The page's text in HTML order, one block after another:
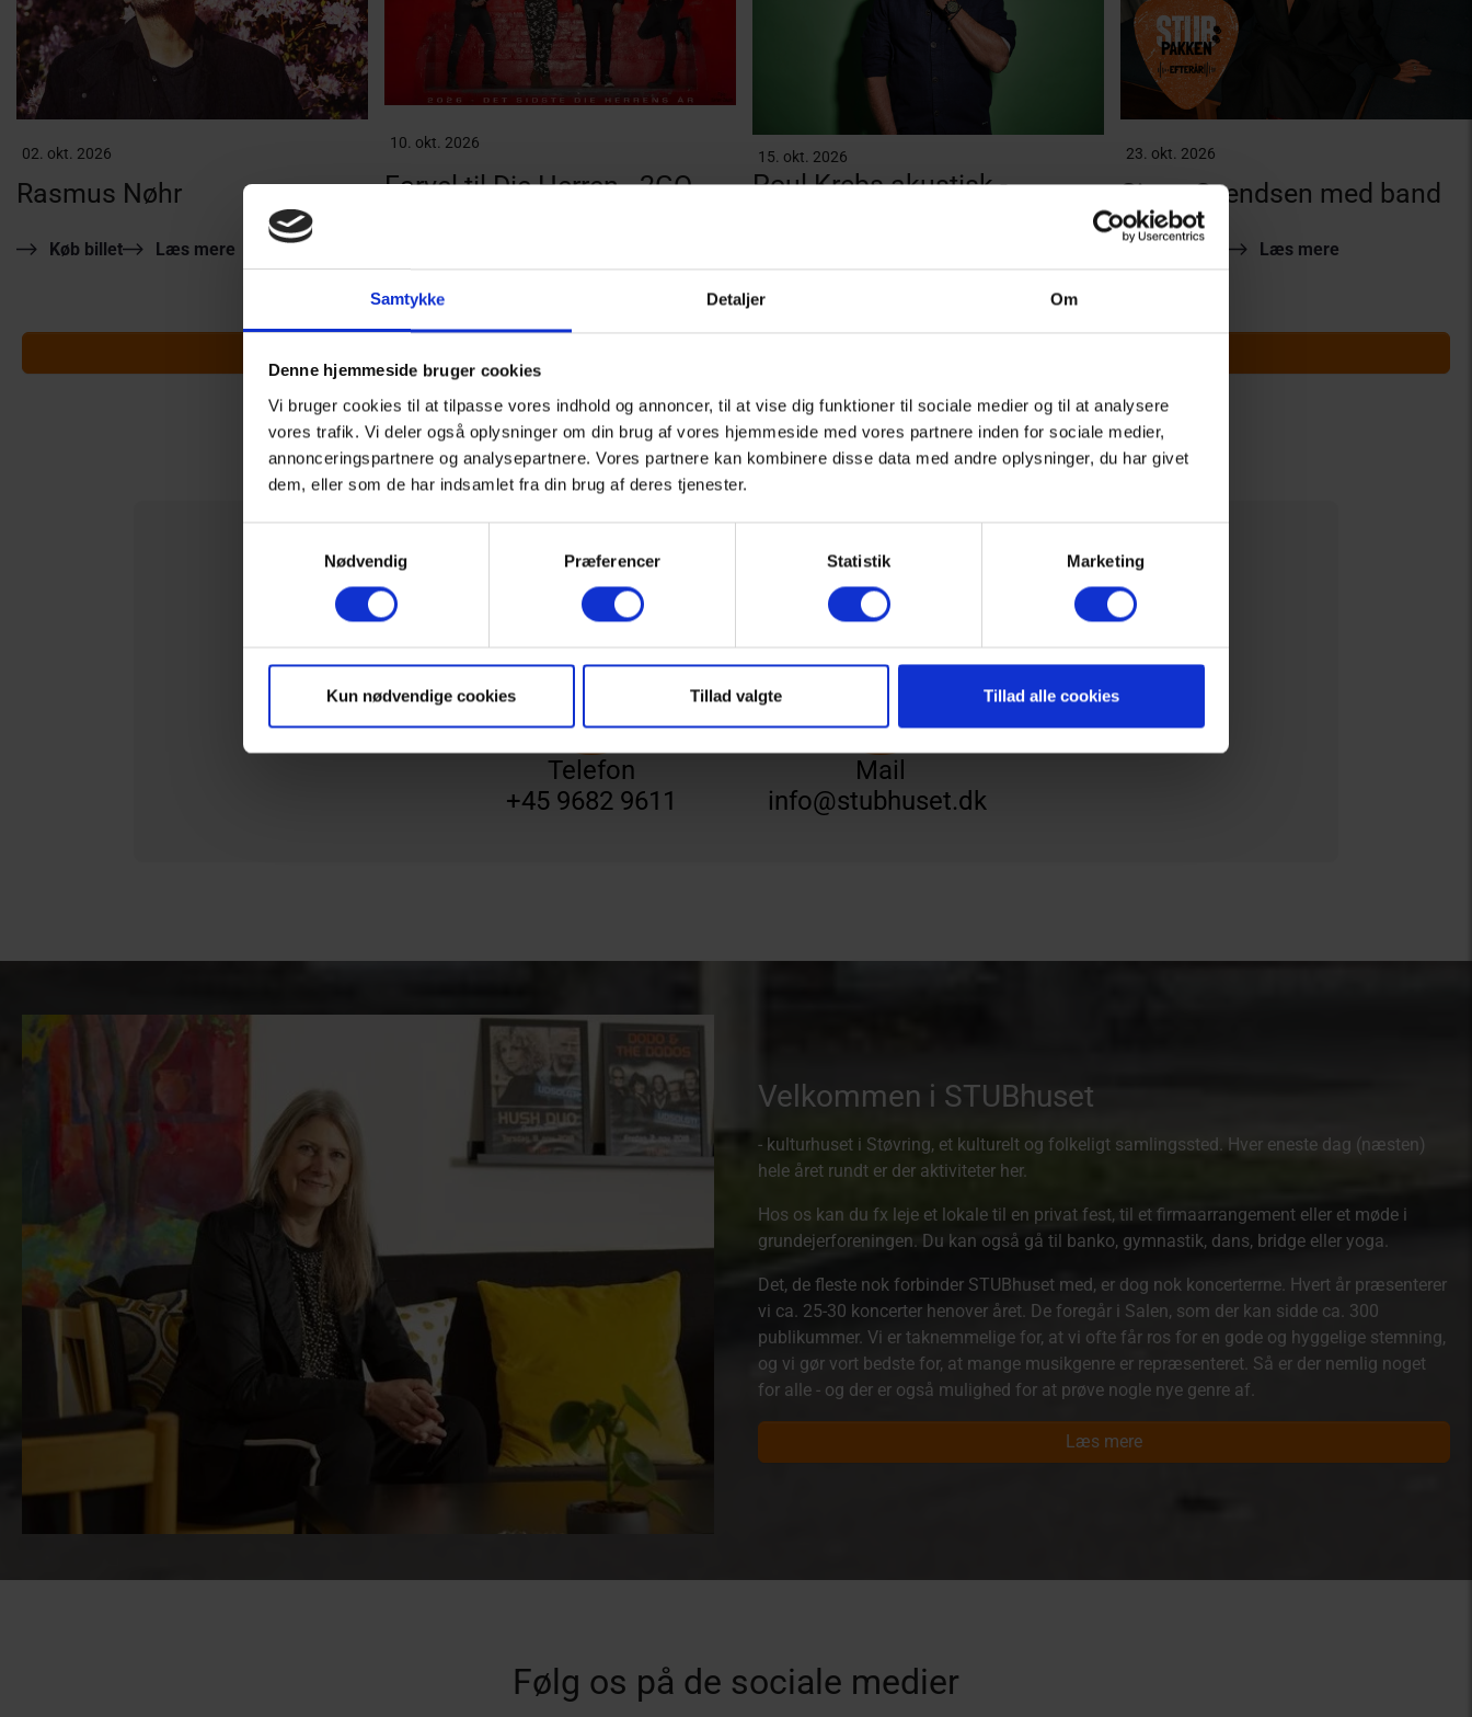
Samtykke Detaljer Om
Denne hjemmeside bruger cookies
Vi bruger cookies til at tilpasse vores indhold og annoncer, til at vise dig funktioner til sociale medier og til at analysere
vores trafik. Vi deler også oplysninger om din brug af vores hjemmeside med vores partnere inden for sociale medier,
annonceringspartnere og analysepartnere. Vores partnere kan kombinere disse data med andre oplysninger, du har givet
dem, eller som de har indsamlet fra din brug af deres tjenester.
Nødvendig
Præferencer Statistik Marketing
Kun nødvendige cookies Tillad valgte Tillad alle cookies
02. okt. 2026
Rasmus Nøhr
Køb billet Læs mere
10. okt. 2026
Farvel til Die Herren - 2GO
15. okt. 2026
Poul Krebs akustisk -
23. okt. 2026
Signe Svendsen med band
Læs mere
Telefon
+45 9682 9611
Mail
info@stubhuset.dk
Velkommen i STUBhuset
- kulturhuset i Støvring, et kulturelt og folkeligt samlingssted. Hver eneste dag (næsten)
hele året rundt er der aktiviteter her.
Hos os kan du fx leje et lokale til en privat fest, til et firmaarrangement eller et møde i
grundejerforeningen. Du kan også gå til banko, gymnastik, dans, bridge eller yoga.
Det, de fleste nok forbinder STUBhuset med, er dog nok koncerterrne. Hvert år præsenterer
vi ca. 25-30 koncerter henover året. De foregår i Salen, som der kan sidde ca. 300
publikummer. Vi er taknemmelige for, at vi ofte får ros for en gode og hyggelige stemning,
og vi gør vort bedste for, at mange musikgenre er repræsenteret. Så er der nemlig noget
for alle - og der er også mulighed for at prøve nogle nye genre af.
Læs mere
Følg os på de sociale medier